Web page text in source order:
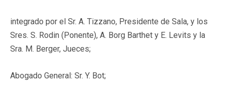
integrado por el Sr. A. Tizzano, Presidente de Sala, y los
Sres. S. Rodin (Ponente), A. Borg Barthet y E. Levits y la
Sra. M. Berger, Jueces;
Abogado General: Sr. Y. Bot;